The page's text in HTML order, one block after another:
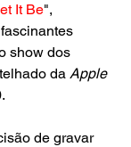
It Be",
show dos
da Apple
de gravar